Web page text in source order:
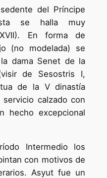
del Príncipe
se halla muy
En forma de
(no modelada) se
dama Senet de la
de Sesostris I,
de la V dinastía
calzado con
hecho excepcional
Intermedio los
con motivos de
Asyut fue un